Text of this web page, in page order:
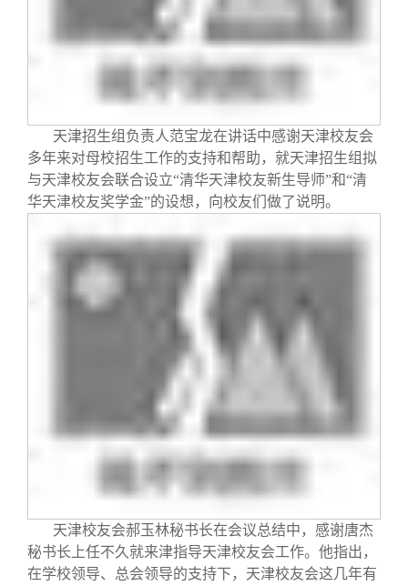
天津招生组负责人范宝龙在讲话中感谢天津校友会
多年来对母校招生工作的支持和帮助，就天津招生组拟
与天津校友会联合设立“清华天津校友新生导师”和“清
华天津校友奖学金”的设想，向校友们做了说明。
天津校友会郝玉林秘书长在会议总结中，感谢唐杰
秘书长上任不久就来津指导天津校友会工作。他指出，
在学校领导、总会领导的支持下，天津校友会这几年有